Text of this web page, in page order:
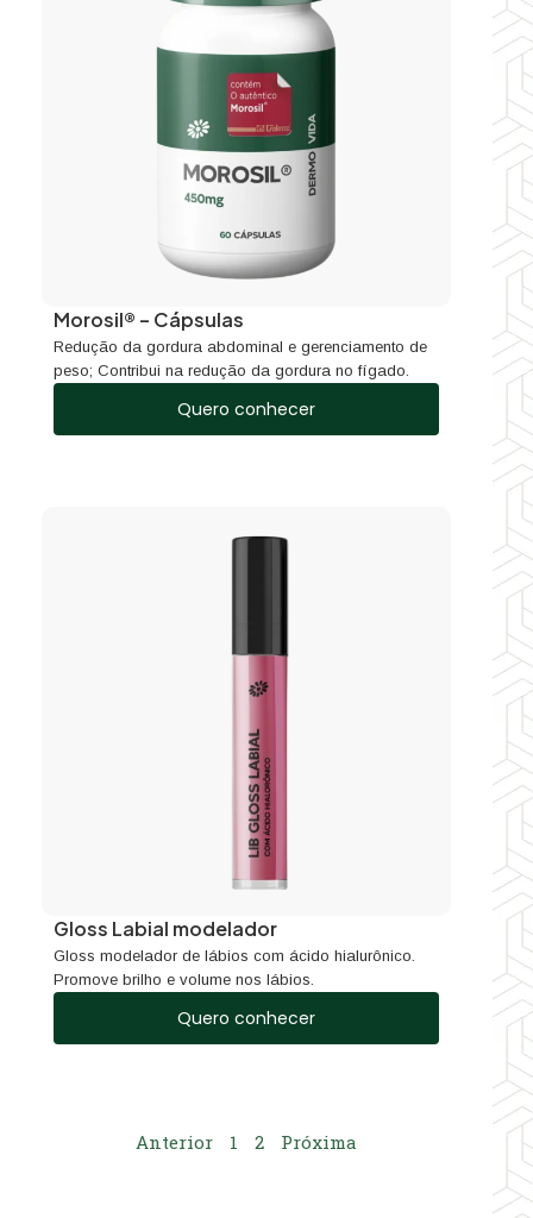
Morosil® – Cápsulas
Redução da gordura abdominal e gerenciamento de
peso; Contribui na redução da gordura no fígado.
Quero conhecer
Gloss Labial modelador
Gloss modelador de lábios com ácido hialurônico.
Promove brilho e volume nos lábios.
Quero conhecer
Anterior 1 2 Próxima